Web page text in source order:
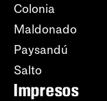
Colonia
Maldonado
Paysandú
Salto
Impresos